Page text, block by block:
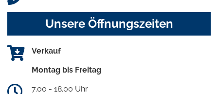
Unsere Öffnungszeiten
Verkauf
Montag bis Freitag
7.00 - 18.00 Uhr